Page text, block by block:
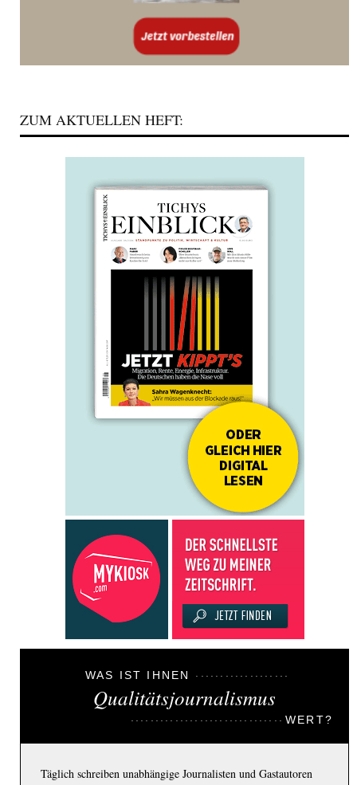
ZUM AKTUELLEN HEFT:
WAS IST IHNEN
Qualitätsjournalismus
WERT?
Täglich schreiben unabhängige Journalisten und Gastautoren